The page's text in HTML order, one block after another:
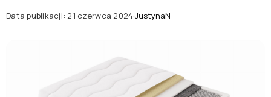
Hasło:
Data publikacji: 21 czerwca 2024·JustynaN